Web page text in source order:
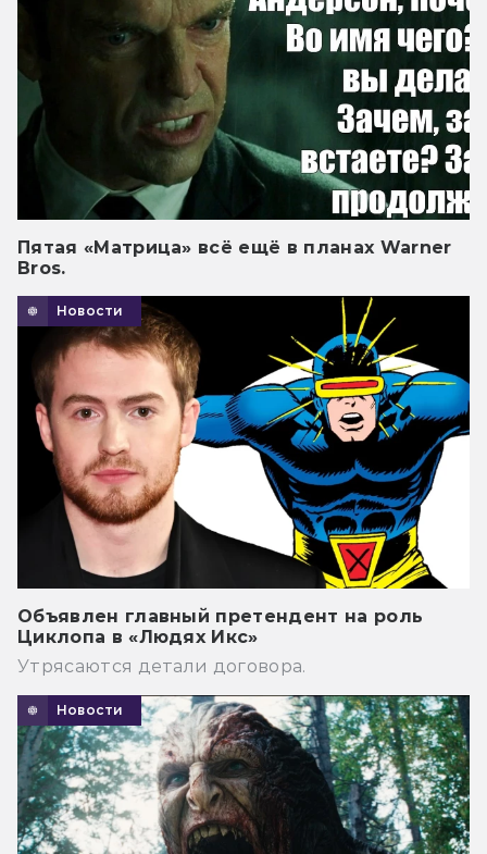
Пятая «Матрица» всё ещё в планах Warner
Bros.
Новости
Объявлен главный претендент на роль
Циклопа в «Людях Икс»
Утрясаются детали договора.
Новости